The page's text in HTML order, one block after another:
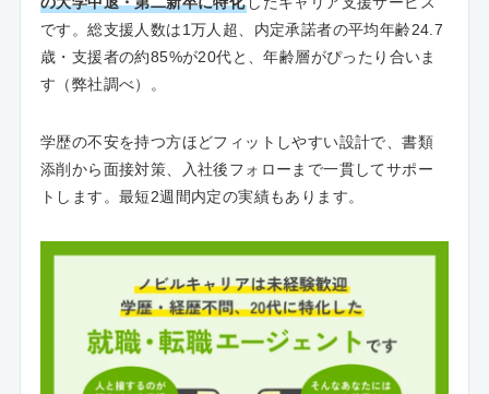
です。総支援人数は1万人超、内定承諾者の平均年齢24.7
歳・支援者の約85%が20代と、年齢層がぴったり合いま
す（弊社調べ）。
学歴の不安を持つ方ほどフィットしやすい設計で、書類
添削から面接対策、入社後フォローまで一貫してサポー
トします。最短2週間内定の実績もあります。